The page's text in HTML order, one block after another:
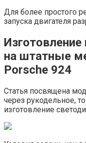
Для более простого
запуска двигателя
на штатные
Porsche 924
Статья посвящена
через рукодельное,
изготовление